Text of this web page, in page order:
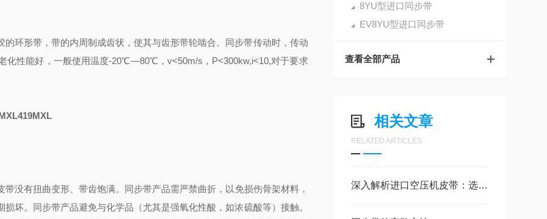
8YU型进口同步带
EV8YU型进口同步带
查看全部产品
相关文章
RELATED ARTICLES
深入解析进口空压机皮带：选择与维护的关键
环形带，带的内周制成齿状，使其与齿形带轮啮合。同步带传动时，传动
化性能好，一般使用温度-20℃―80℃，v<50m/s，P<300kw,i<10,对于要求
没有扭曲变形、带齿饱满。 同步带产品需严禁曲折，以免损伤骨架材料，
坏。 同步带产品避免与化学品（尤其是强氧化性酸，如浓硫酸等）接触。